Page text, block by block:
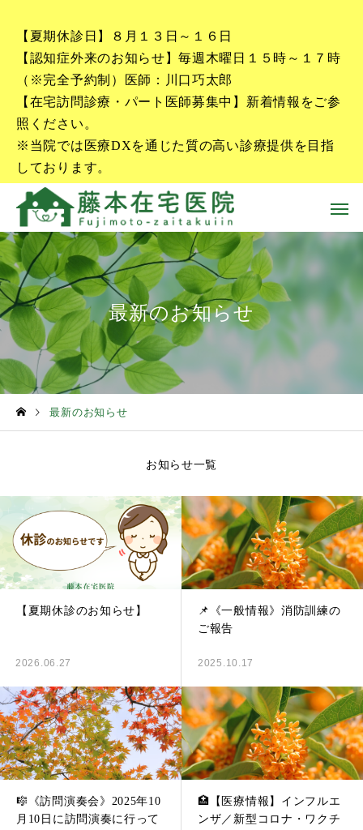
【夏期休診日】８月１３日～１６日
【認知症外来のお知らせ】毎週木曜日１５時～１７時
（※完全予約制）医師：川口巧太郎
【在宅訪問診療・パート医師募集中】新着情報をご参
照ください。
※当院では医療DXを通じた質の高い診療提供を目指
しております。
最新のお知らせ
最新のお知らせ
お知らせ一覧
【夏期休診のお知らせ】
2026.06.27
📌《一般情報》消防訓練の
ご報告
2025.10.17
🎼《訪問演奏会》2025年10
月10日に訪問演奏に行って
🏥【医療情報】インフルエ
ンザ／新型コロナ・ワクチ